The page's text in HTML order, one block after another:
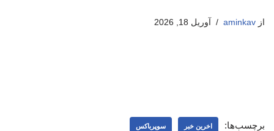
از aminkav آوریل 18, 2026
برچسب‌ها: اخرین خبر سوپرباکس